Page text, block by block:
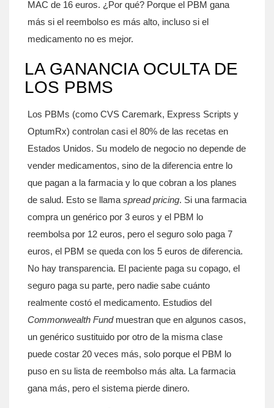
MAC de 16 euros. ¿Por qué? Porque el PBM gana
más si el reembolso es más alto, incluso si el
medicamento no es mejor.
LA GANANCIA OCULTA DE
LOS PBMS
Los PBMs (como CVS Caremark, Express Scripts y
OptumRx) controlan casi el 80% de las recetas en
Estados Unidos. Su modelo de negocio no depende de
vender medicamentos, sino de la diferencia entre lo
que pagan a la farmacia y lo que cobran a los planes
de salud. Esto se llama spread pricing. Si una farmacia
compra un genérico por 3 euros y el PBM lo
reembolsa por 12 euros, pero el seguro solo paga 7
euros, el PBM se queda con los 5 euros de diferencia.
No hay transparencia. El paciente paga su copago, el
seguro paga su parte, pero nadie sabe cuánto
realmente costó el medicamento. Estudios del
Commonwealth Fundmuestran que en algunos casos,
un genérico sustituido por otro de la misma clase
puede costar 20 veces más, solo porque el PBM lo
puso en su lista de reembolso más alta. La farmacia
gana más, pero el sistema pierde dinero.